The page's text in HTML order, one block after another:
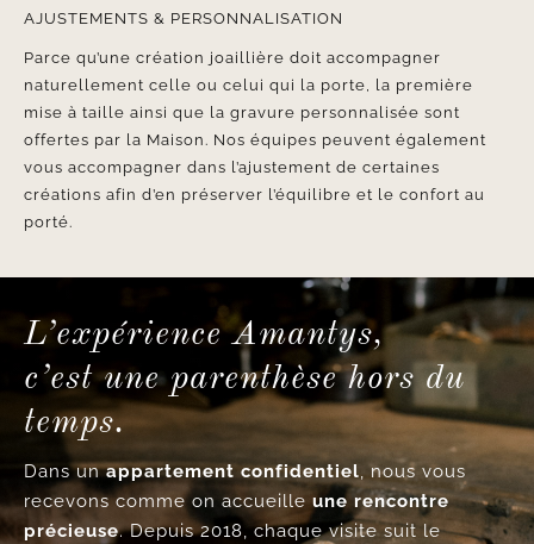
AJUSTEMENTS & PERSONNALISATION
Parce qu’une création joaillière doit accompagner
naturellement celle ou celui qui la porte, la première
mise à taille ainsi que la gravure personnalisée sont
offertes par la Maison. Nos équipes peuvent également
vous accompagner dans l’ajustement de certaines
créations afin d’en préserver l’équilibre et le confort au
porté.
L’expérience Amantys,
c’est une parenthèse hors du
temps.
Dans unappartement confidentiel, nous vous
recevons comme on accueille une rencontre
précieuse. Depuis 2018, chaque visite suit le